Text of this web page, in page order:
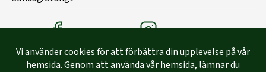
Träbolagets FacebookTräbolagets instagram